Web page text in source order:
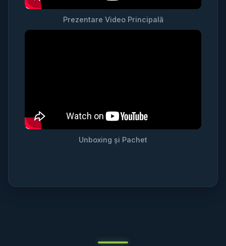
Prezentare Video Principală
Unboxing și Pachet